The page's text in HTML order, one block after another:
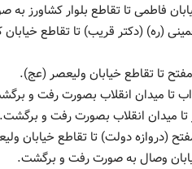
امام خمینی (ره) (دکتر قریب) تا تقاطع
خیابان مفتح (دروازه دولت) تا تقاطع
وصال به صورت رفت و برگشت.